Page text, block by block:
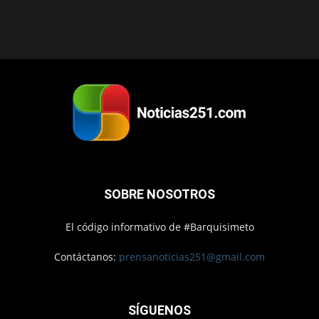
SOBRE NOSOTROS
El código informativo de #Barquisimeto
Contáctanos: prensanoticias251@gmail.com
SÍGUENOS